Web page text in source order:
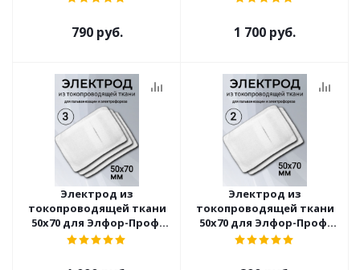
790 руб. 1 700 руб.
Электрод из
токопроводящей ткани
50x70 для Элфор-Проф,
ПОТОК ( 3 шт )
Электрод из
токопроводящей ткани
50x70 для Элфор-Проф,
ПОТОК ( 2 шт )